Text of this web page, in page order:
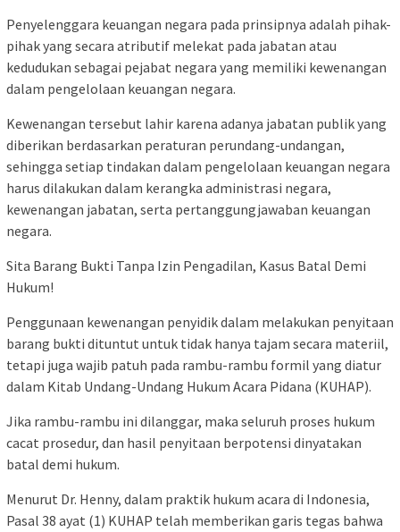
Penyelenggara keuangan negara pada prinsipnya adalah pihak-
pihak yang secara atributif melekat pada jabatan atau
kedudukan sebagai pejabat negara yang memiliki kewenangan
dalam pengelolaan keuangan negara.
Kewenangan tersebut lahir karena adanya jabatan publik yang
diberikan berdasarkan peraturan perundang-undangan,
sehingga setiap tindakan dalam pengelolaan keuangan negara
harus dilakukan dalam kerangka administrasi negara,
kewenangan jabatan, serta pertanggungjawaban keuangan
negara.
Sita Barang Bukti Tanpa Izin Pengadilan, Kasus Batal Demi
Hukum!
Penggunaan kewenangan penyidik dalam melakukan penyitaan
barang bukti dituntut untuk tidak hanya tajam secara materiil,
tetapi juga wajib patuh pada rambu-rambu formil yang diatur
dalam Kitab Undang-Undang Hukum Acara Pidana (KUHAP).
Jika rambu-rambu ini dilanggar, maka seluruh proses hukum
cacat prosedur, dan hasil penyitaan berpotensi dinyatakan
batal demi hukum.
Menurut Dr. Henny, dalam praktik hukum acara di Indonesia,
Pasal 38 ayat (1) KUHAP telah memberikan garis tegas bahwa